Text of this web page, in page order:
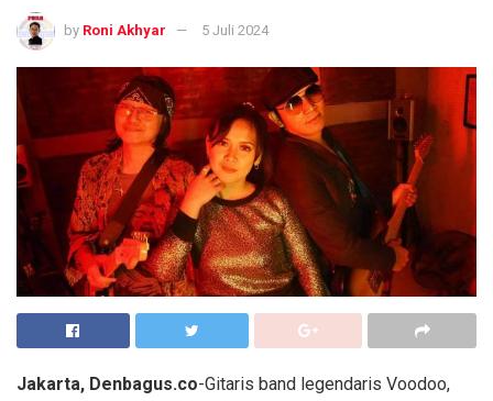
by Roni Akhyar 5 Juli 2024
Jakarta, Denbagus.co-Gitaris band legendaris Voodoo,